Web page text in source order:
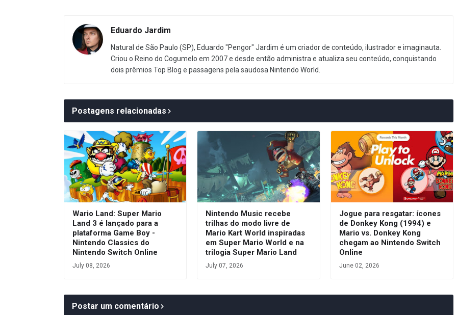
Eduardo Jardim
Natural de São Paulo (SP), Eduardo "Pengor" Jardim é um criador de conteúdo, ilustrador e imaginauta.
Criou o Reino do Cogumelo em 2007 e desde então administra e atualiza seu conteúdo, conquistando
dois prêmios Top Blog e passagens pela saudosa Nintendo World.
Postagens relacionadas
Wario Land: Super Mario
Land 3 é lançado para a
plataforma Game Boy -
Nintendo Classics do
Nintendo Switch Online
July 08, 2026
Nintendo Music recebe
trilhas do modo livre de
Mario Kart World inspiradas
em Super Mario World e na
trilogia Super Mario Land
July 07, 2026
Jogue para resgatar: ícones
de Donkey Kong (1994) e
Mario vs. Donkey Kong
chegam ao Nintendo Switch
Online
June 02, 2026
Postar um comentário